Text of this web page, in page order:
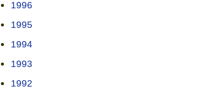
1996
1995
1994
1993
1992